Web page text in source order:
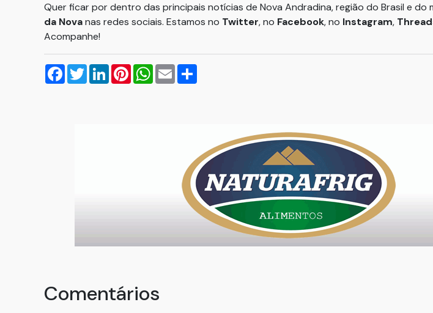
Quer ficar por dentro das principais notícias de Nova Andradina, região do Brasil e do
da Novanas redes sociais. Estamos no Twitter, no Facebook, no Instagram,
Acompanhe!
Facebook
TwitterLinkedInPinterestWhatsApp
Email
Comentários